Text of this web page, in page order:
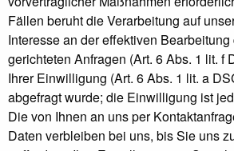
Fällen beruht die Verarbeitung auf
Interesse an der effektiven
gerichteten Anfragen (Art. 6 Abs. 1 lit. f
Ihrer Einwilligung (Art. 6 Abs. 1 lit. a
abgefragt wurde; die Einwilligung ist
Die von Ihnen an uns per
Daten verbleiben bei uns, bis Sie uns